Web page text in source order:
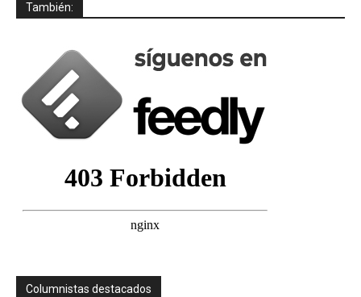
También:
Columnistas destacados